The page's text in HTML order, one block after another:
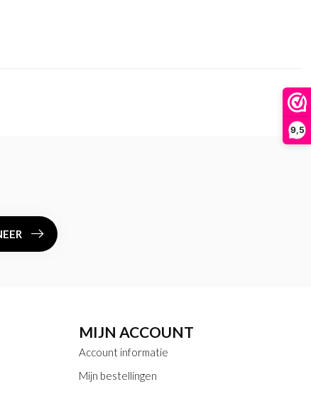
9,5
MIJN ACCOUNT
Account informatie
Mijn bestellingen